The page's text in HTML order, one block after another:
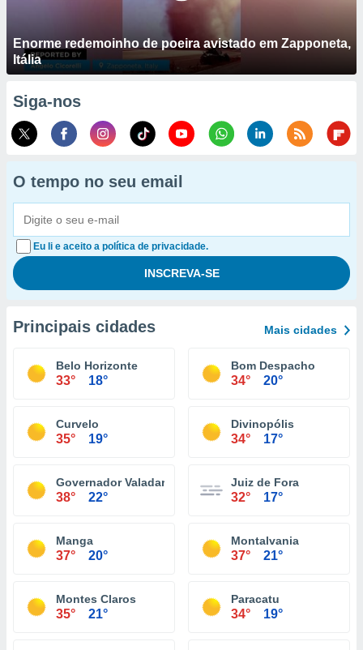
Enorme redemoinho de poeira avistado em Zapponeta,
Itália
Siga-nos
O tempo no seu email
Eu li e aceito a política de privacidade.
Principais cidades Mais cidades
Belo Horizonte
33° 18°
Bom Despacho
34° 20°
Curvelo
35° 19°
Divinopólis
34° 17°
Governador Valadares
38° 22°
Juiz de Fora
32° 17°
Manga
37° 20°
Montalvania
37° 21°
Montes Claros
35° 21°
Paracatu
34° 19°